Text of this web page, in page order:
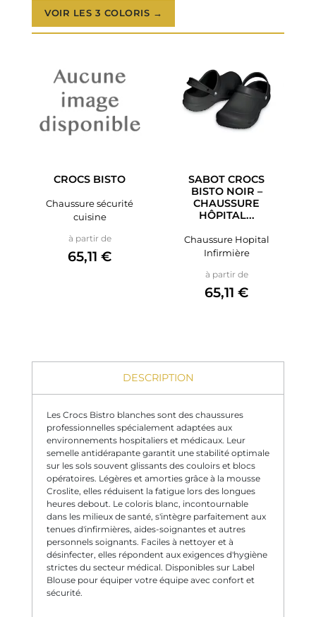
VOIR LES 3 COLORIS →
CROCS BISTO
Chaussure sécurité
cuisine
à partir dePrix
65,11 €
SABOT CROCS
BISTO NOIR –
CHAUSSURE
HÔPITAL...
Chaussure Hopital
Infirmière
à partir dePrix
65,11 €
DESCRIPTION
Les Crocs Bistro blanches sont des chaussures
professionnelles spécialement adaptées aux
environnements hospitaliers et médicaux. Leur
semelle antidérapante garantit une stabilité optimale
sur les sols souvent glissants des couloirs et blocs
opératoires. Légères et amorties grâce à la mousse
Croslite, elles réduisent la fatigue lors des longues
heures debout. Le coloris blanc, incontournable
dans les milieux de santé, s'intègre parfaitement aux
tenues d'infirmières, aides-soignantes et autres
personnels soignants. Faciles à nettoyer et à
désinfecter, elles répondent aux exigences d'hygiène
strictes du secteur médical. Disponibles sur Label
Blouse pour équiper votre équipe avec confort et
sécurité.